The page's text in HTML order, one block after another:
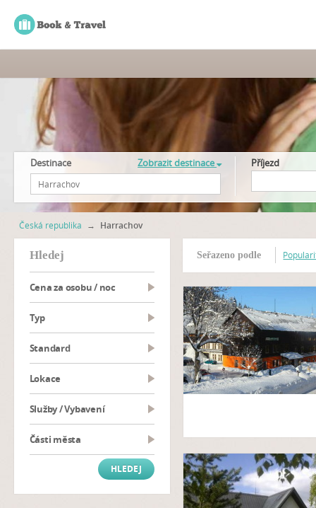
Destinace Zobrazit destinace Příjezd
Česká republika → Harrachov
hledej
Cena za osobu / noc
typ
Standard
Lokace
Služby / Vybavení
Části města
Seřazeno podle